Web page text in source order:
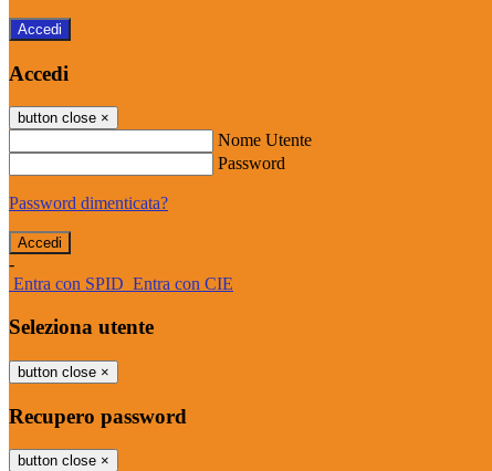
Accedi
Accedi
button close ×
Nome Utente
Password
Password dimenticata?
-
Entra con SPID Entra con CIE
Seleziona utente
button close ×
Recupero password
button close ×